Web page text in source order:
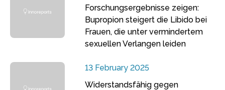
Forschungsergebnisse zeigen:
Bupropion steigert die Libido bei
Frauen, die unter vermindertem
sexuellen Verlangen leiden
13 February 2025
Widerstandsfähig gegen